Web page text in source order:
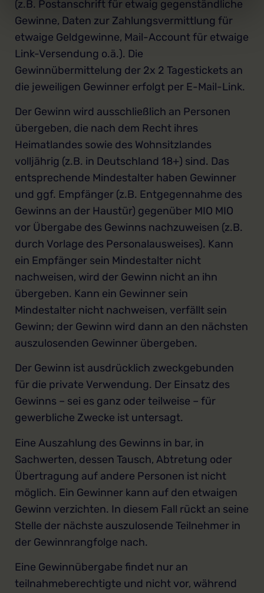
(z.B. Postanschrift für etwaig gegenständliche
Gewinne, Daten zur Zahlungsvermittlung für
etwaige Geldgewinne, Mail-Account für etwaige
Link-Versendung o.ä.). Die
Gewinnübermittelung der 2x 2 Tagestickets an
die jeweiligen Gewinner erfolgt per E-Mail-Link.
Der Gewinn wird ausschließlich an Personen
übergeben, die nach dem Recht ihres
Heimatlandes sowie des Wohnsitzlandes
volljährig (z.B. in Deutschland 18+) sind. Das
entsprechende Mindestalter haben Gewinner
und ggf. Empfänger (z.B. Entgegennahme des
Gewinns an der Haustür) gegenüber MIO MIO
vor Übergabe des Gewinns nachzuweisen (z.B.
durch Vorlage des Personalausweises). Kann
ein Empfänger sein Mindestalter nicht
nachweisen, wird der Gewinn nicht an ihn
übergeben. Kann ein Gewinner sein
Mindestalter nicht nachweisen, verfällt sein
Gewinn; der Gewinn wird dann an den nächsten
auszulosenden Gewinner übergeben.
Der Gewinn ist ausdrücklich zweckgebunden
für die private Verwendung. Der Einsatz des
Gewinns – sei es ganz oder teilweise – für
gewerbliche Zwecke ist untersagt.
Eine Auszahlung des Gewinns in bar, in
Sachwerten, dessen Tausch, Abtretung oder
Übertragung auf andere Personen ist nicht
möglich. Ein Gewinner kann auf den etwaigen
Gewinn verzichten. In diesem Fall rückt an seine
Stelle der nächste auszulosende Teilnehmer in
der Gewinnrangfolge nach.
Eine Gewinnübergabe findet nur an
teilnahmeberechtigte und nicht vor, während